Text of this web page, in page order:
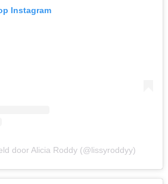
Instagram
door Alicia Roddy (@lissyroddyy)